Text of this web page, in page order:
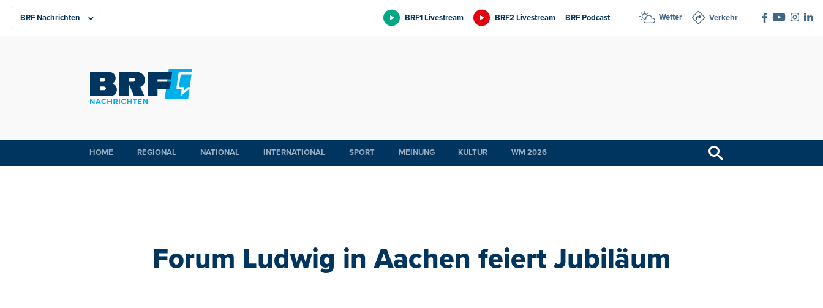
BRF1 Livestream BRF2 Livestream BRF Podcast Wetter Verkehr
HOME REGIONAL NATIONAL INTERNATIONAL SPORT MEINUNG KULTUR WM 2026
Forum Ludwig in Aachen feiert Jubiläum